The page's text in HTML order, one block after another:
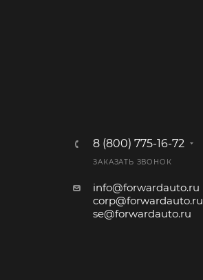
8 (800) 775-16-72
ЗАКАЗАТЬ ЗВОНОК
info@forwardauto.ru
corp@forwardauto.ru
se@forwardauto.ru